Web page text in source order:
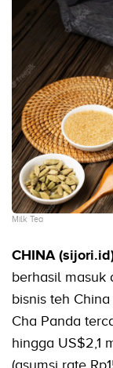
Milk Tea
CHINA
berhasil masuk
bisnis teh
Cha Panda
hingga US$2,1
(asumsi rate